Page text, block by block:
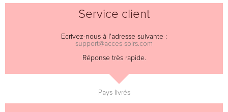
Service client
Ecrivez-nous à l'adresse suivante :
support@acces-soirs.com
Réponse très rapide.
Pays livrés